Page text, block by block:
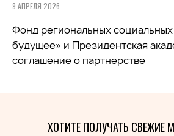
9 АПРЕЛЯ 2026
Фонд региональных
будущее» и Президентская
соглашение о партнерстве
ХОТИТЕ ПОЛУЧАТЬ СВЕЖИЕ